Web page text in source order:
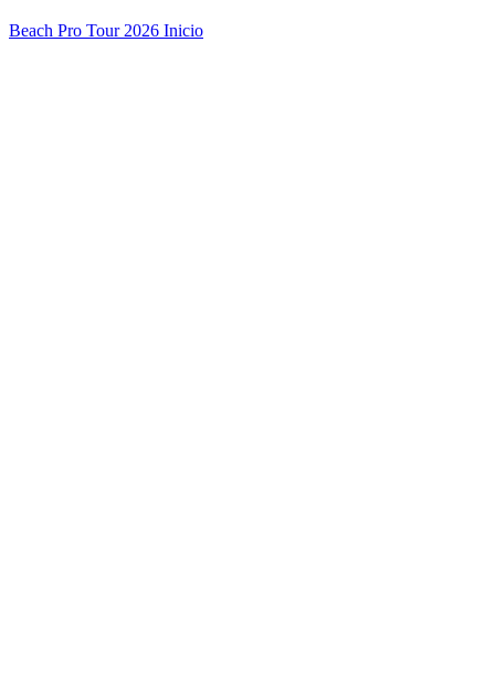
Beach Pro Tour 2026 Inicio